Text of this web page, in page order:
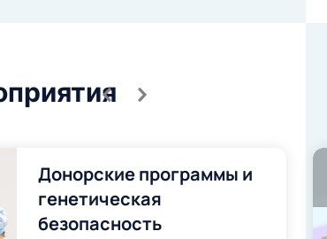
Донорские программы и
генетическая
безопасность